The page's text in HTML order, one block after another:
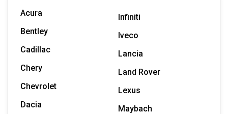
Acura
Bentley
Cadillac
Chery
Chevrolet
Dacia
Infiniti
Iveco
Lancia
Land Rover
Lexus
Maybach